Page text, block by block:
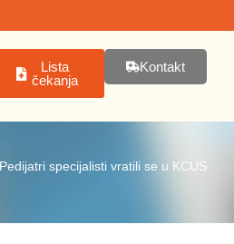
Lista
čekanja
Kontakt
Pedijatri specijalisti vratili se u KCUS